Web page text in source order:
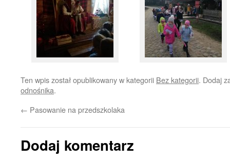
Ten wpis został opublikowany w kategorii Bez kategorii. Dodaj
odnośnika.
← Pasowanie na przedszkolaka
Dodaj komentarz